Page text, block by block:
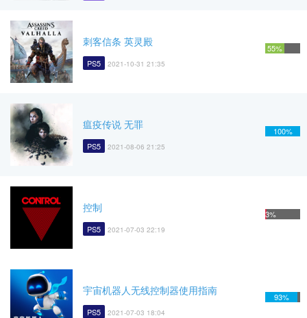
刺客信条 英灵殿
PS5 2021-10-31 21:35
55%
瘟疫传说 无罪
PS5 2021-08-06 21:25
100%
控制
PS5 2021-07-03 22:19
3%
宇宙机器人无线控制器使用指南
PS5 2021-07-03 18:04
93%